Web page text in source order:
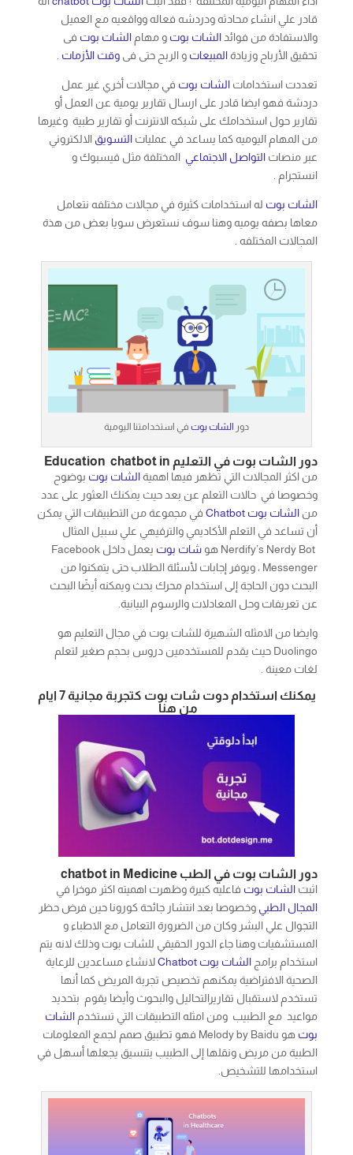
تحقيق الأرباح وزيادةالمبيعاتو الربح حتى فىوقت الأزمات
تعددت استخداماتالشات بوتفي مجالات أخري غير عمل
دردشة فهو ايضا قادر على ارسال تقارير يومية عن العمل أو
تقارير حول استخدامك على شبكه الانترنت أو تقارير طبية وغيرها
من المهام اليوميه كما يساعد في عملياتالتسويق الالكتروني
عبر منصاتالتواصل الاجتماعيالمختلفة مثل فيسبوك و
انستجرام .
الشات بوت له استخدامات كثيرة في مجالات مختلفه نتعامل
معاها بصفه يوميه وهنا سوف نستعرض سويا بعض من هذة
المجالات المختلفه .
دورالشات بوتفي استخدامتنا اليومية
دور الشات بوت في التعليم Education chatbot in
من اكثر المجالات التي تظهر فيها اهمية
وخصوصا في حالات التعلم عن بعد حيث يمكنك العثور على عدد
من الشات بوت Chatbotفي مجموعة من التطبيقات التي يمكن
أن تساعد في التعلم الأكاديمي والترفيهي علي سبيل المثال
Nerdify’s Nerdy Bot هو
شات بوت
يعمل داخل Facebook
Messenger ، ويوفر إجابات لأسئلة الطلاب حتى يتمكنوا من
البحث دون الحاجة إلى استخدام محرك بحث ويمكنه أيضًا البحث
عن تعريفات وحل المعادلات والرسوم البيانية.
وايضا من الامثله الشهيرة للشات بوت في مجال التعليم هو
Duolingo حيث يقدم للمستخدمين دروس بحجم صغير لتعلم
لغات معينة .
يمكنك استخدام دوت شات بوت كتجربة مجانية 7 ايام
دور الشات بوت في الطب chatbot in Medicine
الشات بوت
فاعليه كبيرة وظهرت اهميته اكثر موخرا في
المجال الطبي
وخصوصا بعد انتشار جائحة كورونا حين فرض حظر
التجوال علي البشر وكان من الضرورة التعامل مع الاطباء و
المستشفيات وهنا جاء الدور الحقيقي للشات بوت وذلك لانه يتم
استخدام برامجالشات بوت Chatbot لانشاء مساعدين للرعاية
الصحية الافتراضية يمكنهم تخصيص تجربة المريض كما أنها
تستخدم لاستقبال تقاريرالتحاليل والبحوث وأيضا يقوم بتحديد
مواعيد مع الطبيب ومن امثله التطبيقات التي تستخدمالشات
بوت
هو Melody by Baidu فهو تطبيق صمم لجمع المعلومات
الطبية من مريض ونقلها إلى الطبيب بتنسيق يجعلها أسهل في
استخدامها للتشخيص.